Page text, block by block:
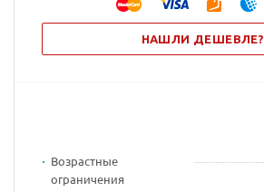
НАШЛИ ДЕШЕВЛЕ?
Возрастные
ограничения